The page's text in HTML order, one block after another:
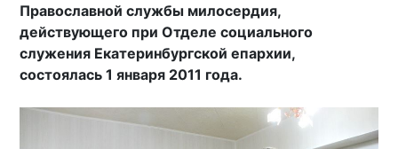
Православной службы милосердия,
действующего при Отделе социального
служения Екатеринбургской епархии,
состоялась 1 января 2011 года.